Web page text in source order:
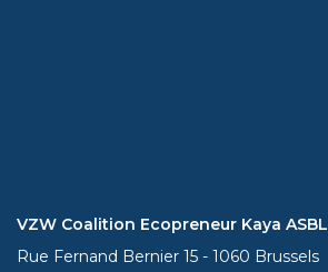
VZW Coalition Ecopreneur Kaya ASBL
Rue Fernand Bernier 15 - 1060 Brussels